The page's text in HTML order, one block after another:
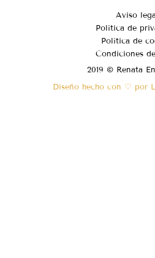
Aviso
Política de
Política de
Condiciones
2019 © Renata
Diseño hecho con ♡ por